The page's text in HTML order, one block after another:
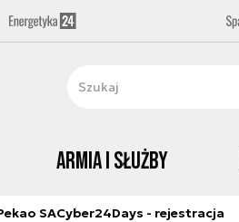
Armia i Służby
SACyber24Days - rejestracja